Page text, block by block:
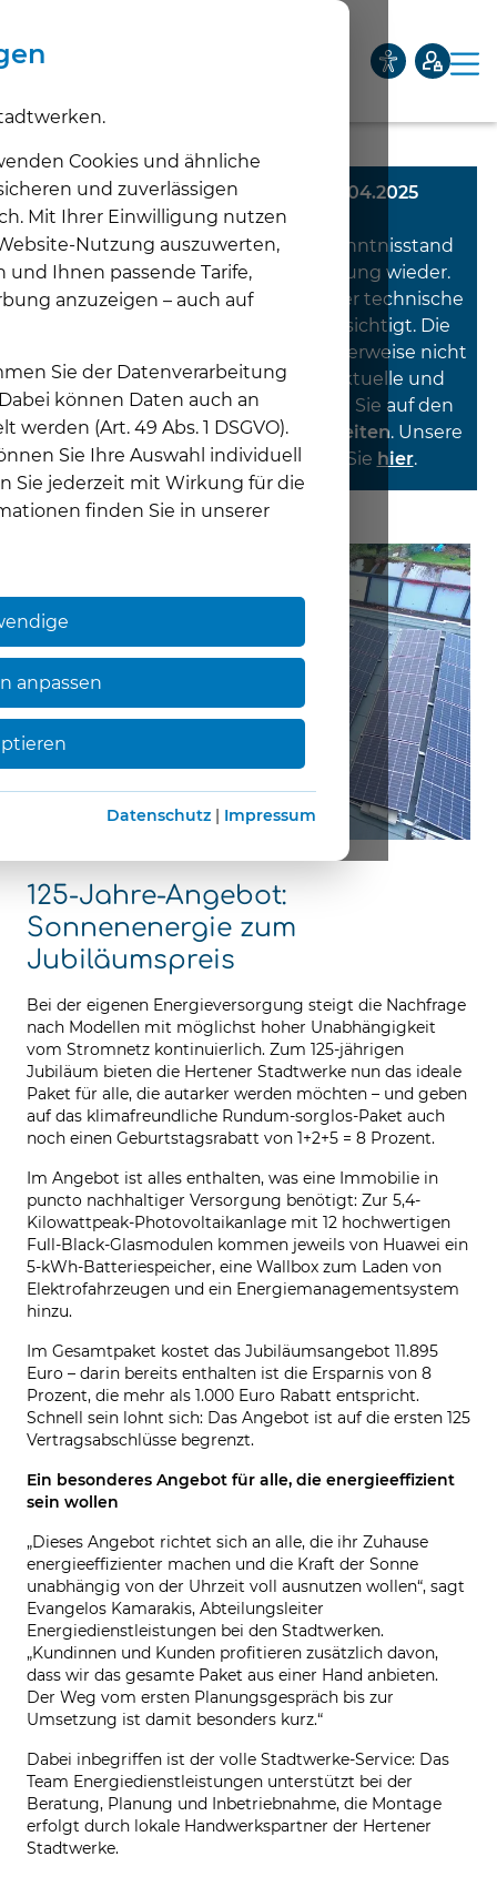
Cookies und ähnliche
und zuverlässigen
Mit Ihrer Einwilligung nutzen
Nutzung auszuwerten,
Ihnen passende Tarife,
anzuzeigen – auch auf
Sie der Datenverarbeitung
können Daten auch an
(Art. 49 Abs. 1 DSGVO).
Sie Ihre Auswahl individuell
Sie jederzeit mit Wirkung für die
finden Sie in unserer
anpassen
Datenschutz | Impressum
Privatkunden Geschäftskunden
Unternehmen
Aktuelles
Diese Meldung wurde am 02.04.2025
veröffentlicht.
Sie gibt den Informations- und Kenntnisstand
zum Zeitpunkt ihrer Veröffentlichung wieder.
Spätere tatsächliche, rechtliche oder technische
Entwicklungen sind nicht berücksichtigt. Die
Inhalte entsprechen daher möglicherweise nicht
mehr den aktuellen Vorgaben. Aktuelle und
verbindliche Informationen finden Sie auf den
jeweiligen Produkt- und Themenseiten. Unsere
aktuellen Meldungenfinden Sie hier.
125-Jahre-Angebot:
Sonnenenergie zum
Jubiläumspreis
Bei der eigenen Energieversorgung steigt die Nachfrage
nach Modellen mit möglichst hoher Unabhängigkeit
vom Stromnetz kontinuierlich. Zum 125-jährigen
Jubiläum bieten die Hertener Stadtwerke nun das ideale
Paket für alle, die autarker werden möchten – und geben
auf das klimafreundliche Rundum-sorglos-Paket auch
noch einen Geburtstagsrabatt von 1+2+5 = 8 Prozent.
Im Angebot ist alles enthalten, was eine Immobilie in
puncto nachhaltiger Versorgung benötigt: Zur 5,4-
Kilowattpeak-Photovoltaikanlage mit 12 hochwertigen
Full-Black-Glasmodulen kommen jeweils von Huawei ein
5-kWh-Batteriespeicher, eine Wallbox zum Laden von
Elektrofahrzeugen und ein Energiemanagementsystem
hinzu.
Im Gesamtpaket kostet das Jubiläumsangebot 11.895
Euro – darin bereits enthalten ist die Ersparnis von 8
Prozent, die mehr als 1.000 Euro Rabatt entspricht.
Schnell sein lohnt sich: Das Angebot ist auf die ersten 125
Vertragsabschlüsse begrenzt.
Ein besonderes Angebot für alle, die energieeffizient
sein wollen
„Dieses Angebot richtet sich an alle, die ihr Zuhause
energieeffizienter machen und die Kraft der Sonne
unabhängig von der Uhrzeit voll ausnutzen wollen“, sagt
Evangelos Kamarakis, Abteilungsleiter
Energiedienstleistungen bei den Stadtwerken.
„Kundinnen und Kunden profitieren zusätzlich davon,
dass wir das gesamte Paket aus einer Hand anbieten.
Der Weg vom ersten Planungsgespräch bis zur
Umsetzung ist damit besonders kurz.“
Dabei inbegriffen ist der volle Stadtwerke-Service: Das
Team Energiedienstleistungen unterstützt bei der
Beratung, Planung und Inbetriebnahme, die Montage
erfolgt durch lokale Handwerkspartner der Hertener
Stadtwerke.